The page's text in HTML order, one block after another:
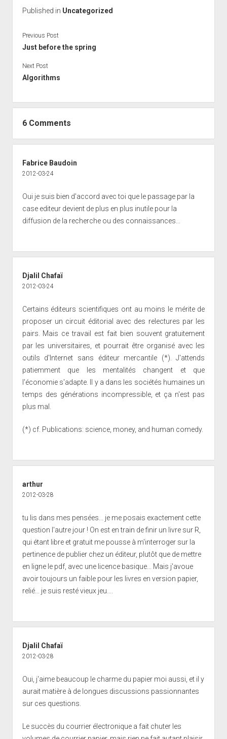
Published in Uncategorized
Previous Post
Just before the spring
Next Post
Algorithms
6 Comments
Fabrice Baudoin
2012-03-24
Oui je suis bien d'accord avec toi que le passage par la
case editeur devient de plus en plus inutile pour la
diffusion de la recherche ou des connaissances...
Djalil Chafaï
2012-03-24
Certains éditeurs scientifiques ont au moins le mérite de
proposer un circuit éditorial avec des relectures par les
pairs. Mais ce travail est fait bien souvent gratuitement
par les universitaires, et pourrait être organisé avec les
outils d'Internet sans éditeur mercantile (*). J'attends
patiemment que les mentalités changent et que
l'économie s'adapte. Il y a dans les sociétés humaines un
temps des générations incompressible, et ça n'est pas
plus mal.
(*) cf. Publications: science, money, and human comedy.
arthur
2012-03-28
tu lis dans mes pensées... je me posais exactement cette
question l'autre jour ! On est en train de finir un livre sur R,
qui étant libre et gratuit me pousse à m'interroger sur la
pertinence de publier chez un éditeur, plutôt que de mettre
en ligne le pdf, avec une licence basique... Mais j'avoue
avoir toujours un faible pour les livres en version papier,
relié... je suis resté vieux jeu....
Djalil Chafaï
2012-03-28
Oui, j'aime beaucoup le charme du papier moi aussi, et il y
aurait matière à de longues discussions passionnantes
sur ces questions.
Le succès du courrier électronique a fait chuter les